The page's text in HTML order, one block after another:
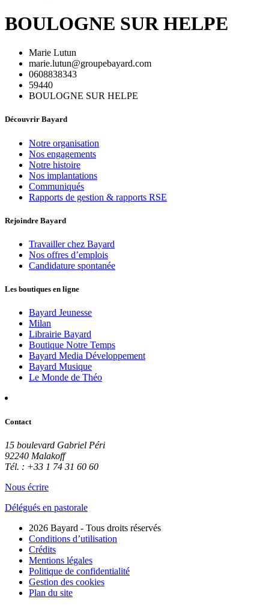
BOULOGNE SUR HELPE
Marie Lutun
marie.lutun@groupebayard.com
0608838343
59440
BOULOGNE SUR HELPE
Découvrir Bayard
Notre organisation
Nos engagements
Notre histoire
Nos implantations
Communiqués
Rapports de gestion & rapports RSE
Rejoindre Bayard
Travailler chez Bayard
Nos offres d’emplois
Candidature spontanée
Les boutiques en ligne
Bayard Jeunesse
Milan
Librairie Bayard
Boutique Notre Temps
Bayard Media Développement
Bayard Musique
Le Monde de Théo
Contact
15 boulevard Gabriel Péri
92240 Malakoff
Tél. : +33 1 74 31 60 60
Nous écrire
Délégués en pastorale
2026 Bayard - Tous droits réservés
Conditions d’utilisation
Crédits
Mentions légales
Politique de confidentialité
Gestion des cookies
Plan du site